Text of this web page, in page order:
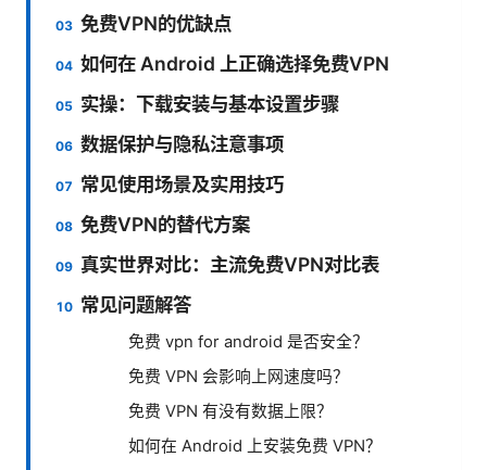
免费VPN的优缺点
如何在 Android 上正确选择免费VPN
实操：下载安装与基本设置步骤
数据保护与隐私注意事项
常见使用场景及实用技巧
免费VPN的替代方案
真实世界对比：主流免费VPN对比表
常见问题解答
免费 vpn for android 是否安全？
免费 VPN 会影响上网速度吗？
免费 VPN 有没有数据上限？
如何在 Android 上安装免费 VPN？